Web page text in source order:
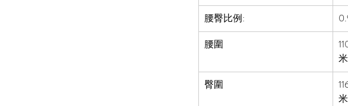
腰臀比例:
腰圍
臀圍